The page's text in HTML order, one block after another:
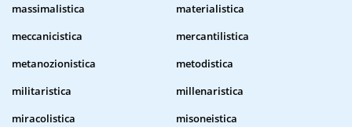
massimalistica
materialistica
meccanicistica
mercantilistica
metanozionistica
metodistica
militaristica
millenaristica
miracolistica
misoneistica